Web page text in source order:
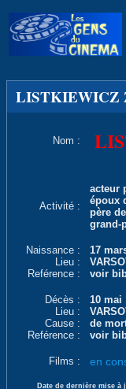
LISTKIEWICZ
Nom :
Activité :
acteur
époux
père
grand-
Naissance :
17
Lieu :
Reférence :
voir
Décès :
10 mai
Lieu :
Cause :
de
Reférence :
voir
Films : en
Date de dernière mise à